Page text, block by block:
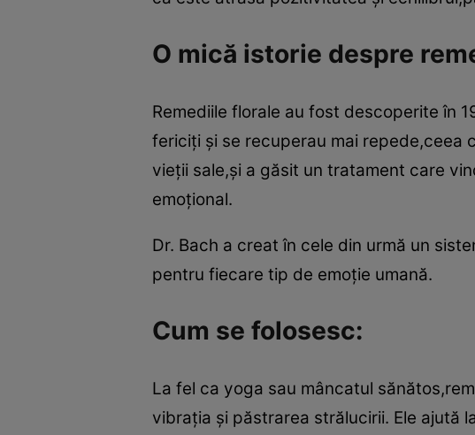
O mică istorie despre
Remediile florale au fost descoperite în
fericiţi şi se recuperau mai repede,ceea
vieţii sale,şi a găsit un tratament care
emoţional.
Dr. Bach a creat în cele din urmă un
pentru fiecare tip de emoţie umană.
Cum se folosesc:
La fel ca yoga sau mâncatul
vibraţia şi păstrarea strălucirii. Ele ajută